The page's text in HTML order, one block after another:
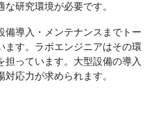
研究環境が必要です。
備導入・メンテナンスまでトー
ます。ラボエンジニアはその環
っています。大型設備の導入
応力が求められます。